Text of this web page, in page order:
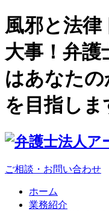
風邪と法
大事！弁護
はあなた
を目指しま
ご相談・お問い合わせ
ホーム
業務紹介